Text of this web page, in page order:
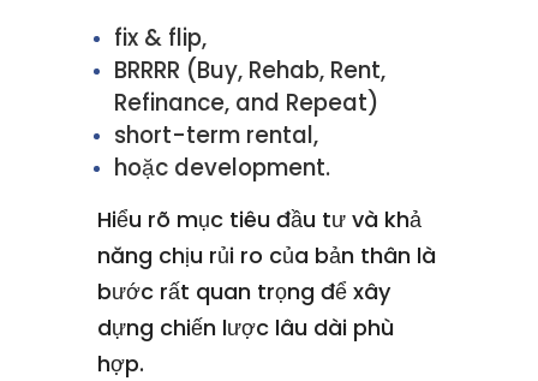
fix & flip,
BRRRR (Buy, Rehab, Rent,
Refinance, and Repeat)
short-term rental,
hoặc development.
Hiểu rõ mục tiêu đầu tư và khả
năng chịu rủi ro của bản thân là
bước rất quan trọng để xây
dựng chiến lược lâu dài phù
hợp.